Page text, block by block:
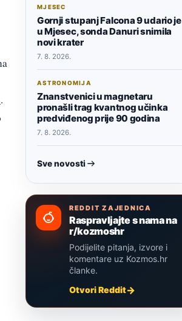
.
MJESEC
Gornji stupanj Falcona 9 udario je
u Mjesec, sonda Danuri snimila
novi krater
7. 8. 2026.
ASTRONOMIJA
Znanstvenici u magnetaru
pronašli trag kvantnog učinka
predviđenog prije 90 godina
7. 8. 2026.
Sve novosti
REDDIT ZAJEDNICA
Raspravljajte s nama na
r/kozmoshr
Podijelite pitanja, izvore i
komentare uz Kozmos.hr
članke.
Otvori Reddit